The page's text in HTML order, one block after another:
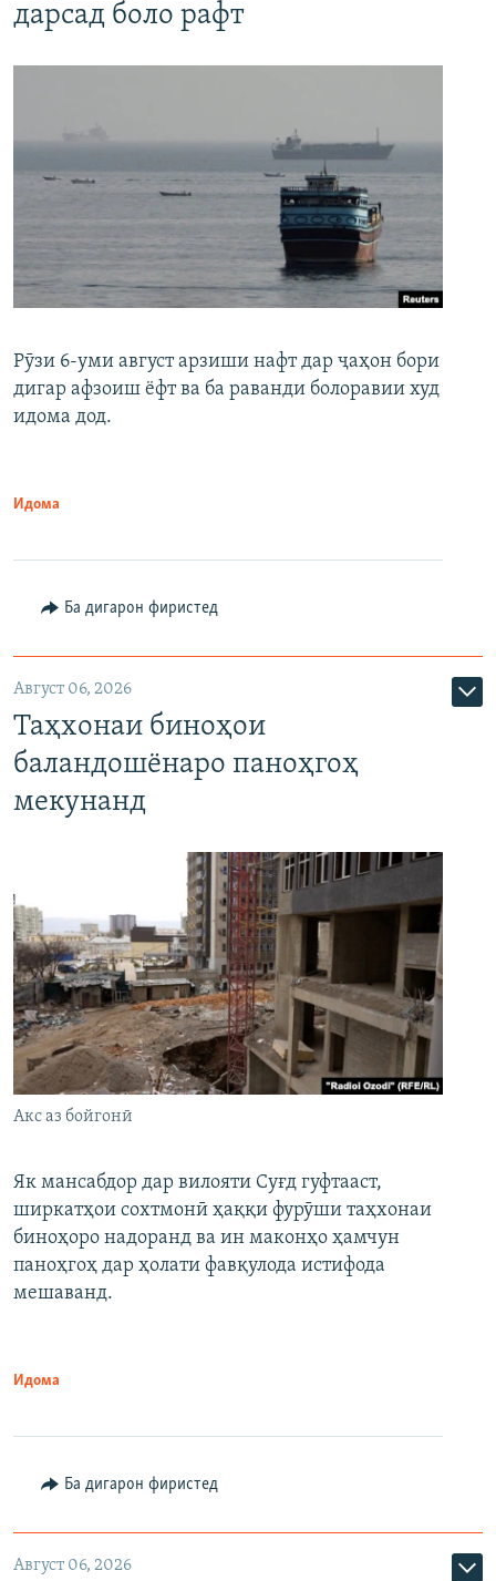
дарсад боло рафт
Рӯзи 6-уми август арзиши нафт дар ҷаҳон бори
дигар афзоиш ёфт ва ба раванди болоравии худ
идома дод.
Идома
Ба дигарон фиристед
Август 06, 2026
Таҳхонаи биноҳои
баландошёнаро паноҳгоҳ
мекунанд
Акс аз бойгонӣ
Як мансабдор дар вилояти Суғд гуфтааст,
ширкатҳои сохтмонӣ ҳаққи фурӯши таҳхонаи
биноҳоро надоранд ва ин маконҳо ҳамчун
паноҳгоҳ дар ҳолати фавқулода истифода
мешаванд.
Идома
Ба дигарон фиристед
Август 06, 2026